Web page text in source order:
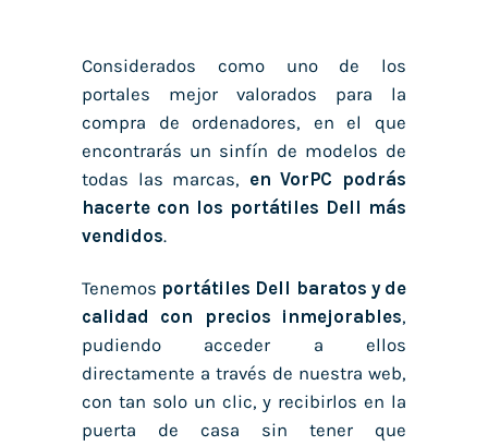
Considerados como uno de los
portales mejor valorados para la
compra de ordenadores, en el que
encontrarás un sinfín de modelos de
todas las marcas, en VorPC podrás
hacerte con los portátiles Dell más
vendidos.
Tenemos portátiles Dell baratos y de
calidad con precios inmejorables,
pudiendo acceder a ellos
directamente a través de nuestra web,
con tan solo un clic, y recibirlos en la
puerta de casa sin tener que